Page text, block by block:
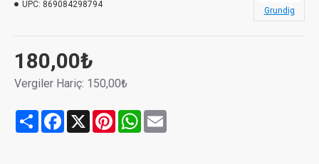
180,00₺
Vergiler Hariç: 150,00₺
UPC: 869084298794
Grundig
Share Facebook
X PinterestWhatsApp